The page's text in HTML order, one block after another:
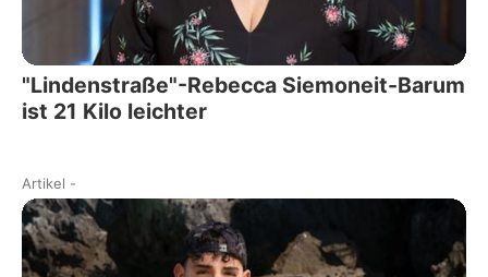
"Lindenstraße"-Rebecca Siemoneit-Barum
ist 21 Kilo leichter
Artikel -